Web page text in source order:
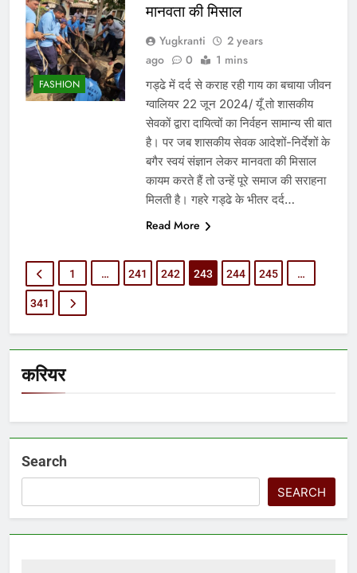
करियर
FASHION
मानवता की मिसाल
Yugkranti
2 years
ago
0 1 mins
गड्ढे में दर्द से कराह रही गाय का बचाया जीवन
ग्वालियर 22 जून 2024/ यूँ तो शासकीय
सेवकों द्वारा दायित्वों का निर्वहन सामान्य सी बात
है। पर जब शासकीय सेवक आदेशों-निर्देशों के
बगैर स्वयं संज्ञान लेकर मानवता की मिसाल
कायम करते हैं तो उन्हें पूरे समाज की सराहना
मिलती है। गहरे गड्ढे के भीतर दर्द…
Read More
1 … 241 242 243 244 245 …
341
Search
SEARCH